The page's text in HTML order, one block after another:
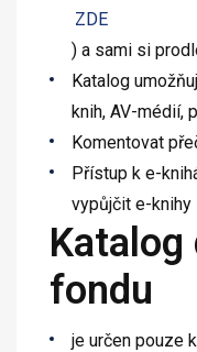
ZDE
) a sami si
Katalog
knih, AV-médií,
Komentovat
Přístup k e-
vypůjčit e-knihy
Katalog
fondu
je určen pouze